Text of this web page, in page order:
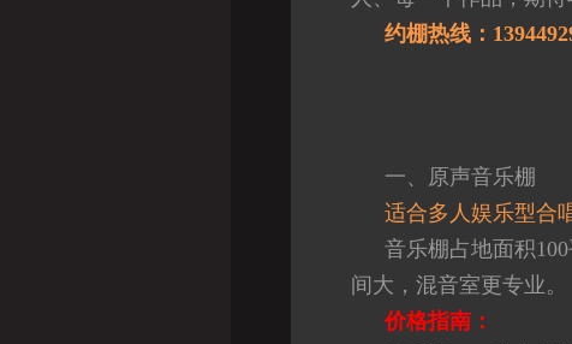
约棚热线：
一、原声音乐棚
适合多人娱乐型合
音乐棚占地面积
间大，混音室更专业。
价格指南：